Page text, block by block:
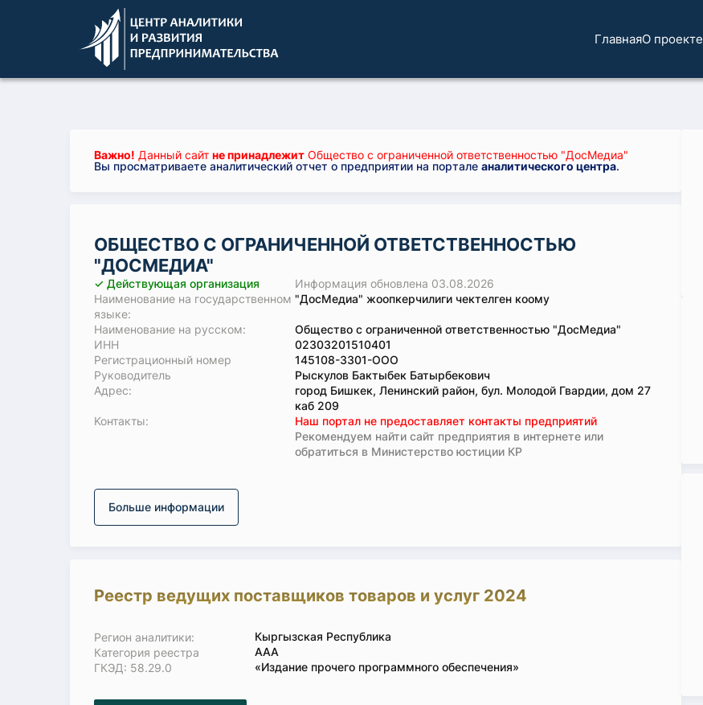
ГлавнаяО проекте
Важно! Данный сайт не принадлежит Общество с ограниченной ответственностью "ДосМедиа"
Вы просматриваете аналитический отчет о предприятии на портале аналитического центра.
ОБЩЕСТВО С ОГРАНИЧЕННОЙ ОТВЕТСТВЕННОСТЬЮ
"ДОСМЕДИА"
✓ Действующая организация
Информация обновлена 03.08.2026
Наименование на государственном
языке:
"ДосМедиа" жоопкерчилиги чектелген коому
Наименование на русском:
Общество с ограниченной ответственностью "ДосМедиа"
ИНН
02303201510401
Регистрационный номер
145108-3301-ООО
Руководитель
Рыскулов Бактыбек Батырбекович
Адрес:
город Бишкек, Ленинский район, бул. Молодой Гвардии, дом 27
каб 209
Koнтaкты:
Наш портал не предоставляет контакты предприятий
Рекомендуем найти сайт предприятия в интернете или
обратиться в Министерство юстиции КР
Больше информации
Реестр ведущих поставщиков товаров и услуг 2024
Регион аналитики:
Кыргызская Республика
Категория реестра
ААА
ГКЭД: 58.29.0
«Издание прочего программного обеспечения»